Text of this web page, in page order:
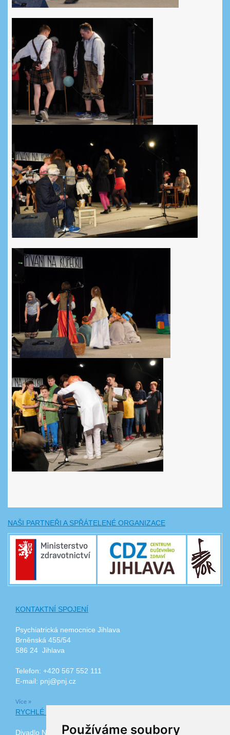
Používáme soubory
NAŠI PARTNEŘI A SPŘÁTELENÉ ORGANIZACE
KONTAKTNÍ SPOJENÍ
Psychiatrická nemocnice Jihlava
Brněnská 455/54
586 24 Jihlava
Telefon: +420 567 552 111
E-mail: pnj@pnj.cz
Více »
RYCHLÉ ODKAZY
Divadlo Na Kopečku